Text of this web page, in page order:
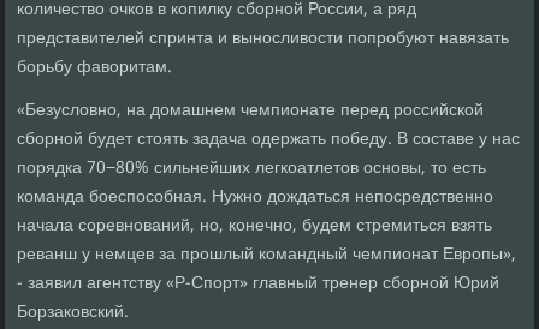
количество очков в копилку сборной России, а ряд
представителей спринта и выносливости попробуют навязать
борьбу фаворитам.
«Безусловно, на домашнем чемпионате перед российской
сборной будет стоять задача одержать победу. В составе у нас
порядка 70−80% сильнейших легкоатлетов основы, то есть
команда боеспособная. Нужно дождаться непосредственно
начала соревнований, но, конечно, будем стремиться взять
реванш у немцев за прошлый командный чемпионат Европы»,
- заявил агентству «Р-Спорт» главный тренер сборной Юрий
Борзаковский.